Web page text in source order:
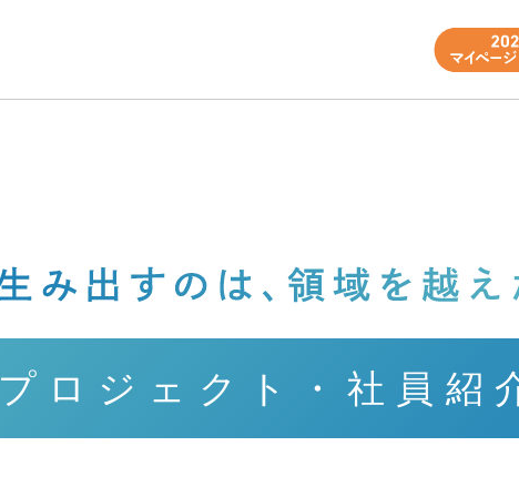
プロジェクト・社員紹